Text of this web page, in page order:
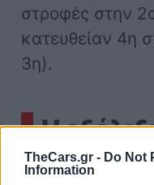
TheCars.gr - Do Not
Information
στροφές στην
κατευθείαν 4η
3η).
Η